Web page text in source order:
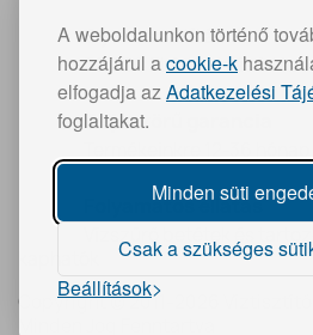
A weboldalunkon történő
hozzájárul acookie-k
elfogadja azAdatkezelési
foglaltakat.
Minden süti
Csak a szükséges
Beállítások
Gyors szállítás:
30 000 Ft feletti vásárlás
Teljeskörű garancia
Folyamatos ellátás
Copyright © 2011-2026